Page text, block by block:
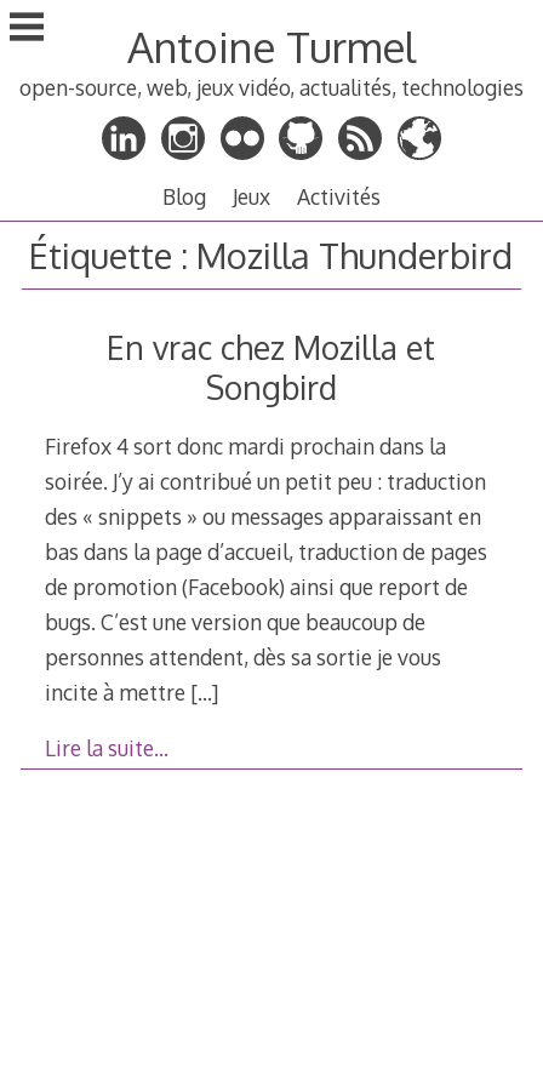
Aller
au
principal
Antoine Turmel
open-source, web, jeux vidéo, actualités, technologies
Blog Jeux Activités
Étiquette : Mozilla Thunderbird
En vrac chez Mozilla et
Songbird
Firefox 4 sort donc mardi prochain dans la
soirée. J’y ai contribué un petit peu : traduction
des « snippets » ou messages apparaissant en
bas dans la page d’accueil, traduction de pages
de promotion (Facebook) ainsi que report de
bugs. C’est une version que beaucoup de
personnes attendent, dès sa sortie je vous
incite à mettre […]
Lire la suite…